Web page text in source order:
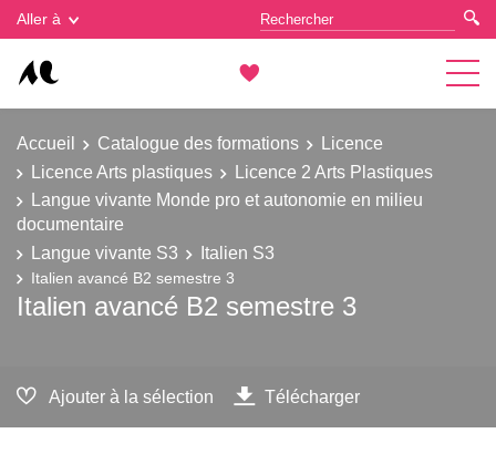
Aller à
Accueil Catalogue des formations
Licence
Licence Arts plastiques
Licence 2 Arts Plastiques
Langue vivante Monde pro et autonomie en milieu
documentaire
Langue vivante S3
Italien S3
Italien avancé B2 semestre 3
Italien avancé B2 semestre 3
Ajouter à la sélection Télécharger
Gestion des cookies